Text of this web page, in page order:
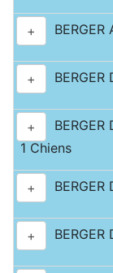
+
+
+
1 Chiens
+
+